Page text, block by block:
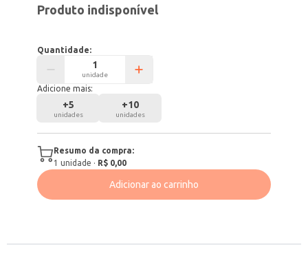
Produto indisponível
Quantidade:
unidade
Adicione mais:
+5
unidades
+10
unidades
Resumo da compra:
1 unidade · R$ 0,00
Adicionar ao carrinho